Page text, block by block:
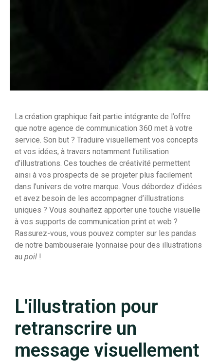
La création graphique fait partie intégrante de l’offre
que notre agence de communication 360 met à votre
service. Son but ? Traduire visuellement vos concepts
et vos idées, à travers notamment l’utilisation
d’illustrations. Ces touches de créativité permettent
ainsi à vos prospects de se projeter plus facilement
dans l’univers de votre marque. Vous débordez d’idées
et avez besoin de les accompagner d’illustrations
uniques ? Vous souhaitez apporter une touche visuelle
à vos supports de communication print et web ?
Rassurez-vous, vous pouvez compter sur les pandas
de notre bambouseraie lyonnaise pour des illustrations
au poil !
L'illustration pour
retranscrire un
message visuellement